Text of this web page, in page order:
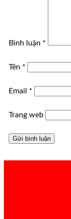
Bình luận *
Tên *
Email *
Trang web